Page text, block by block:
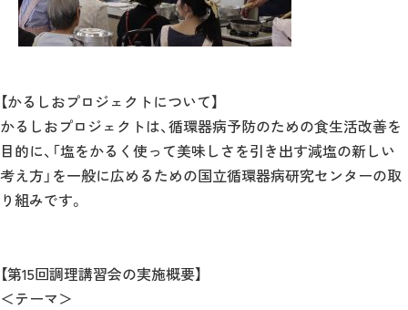
【かるしおプロジェクトについて】
かるしおプロジェクトは、循環器病予防のための食生活改善を
目的に、「塩をかるく使って美味しさを引き出す減塩の新しい
考え方」を一般に広めるための国立循環器病研究センターの取
り組みです。
【第15回調理講習会の実施概要】
＜テーマ＞